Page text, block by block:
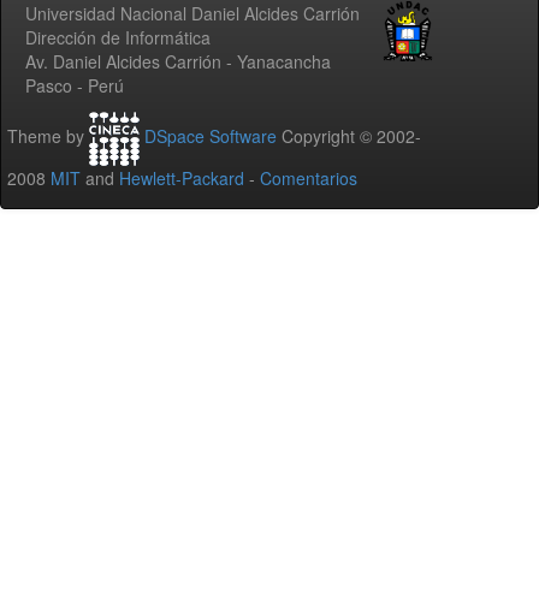
Universidad Nacional Daniel Alcides Carrión
Dirección de Informática
Av. Daniel Alcides Carrión - Yanacancha
Pasco - Perú
Theme by DSpace Software Copyright © 2002-
2008 MIT and Hewlett-Packard - Comentarios